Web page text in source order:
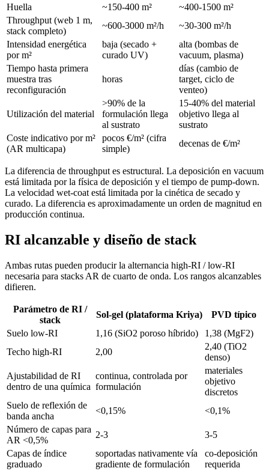
Huella
~150-400 m²
~400-1500 m²
Throughput (web 1 m,
stack completo)
~600-3000 m²/h
~30-300 m²/h
Intensidad energética
por m²
baja (secado +
curado UV)
alta (bombas de
vacuum, plasma)
Tiempo hasta primera
muestra tras
reconfiguración
horas
días (cambio de
target, ciclo de
venteo)
Utilización del material
>90% de la
formulación llega
al sustrato
15-40% del material
objetivo llega al
sustrato
Coste indicativo por m²
(AR multicapa)
pocos €/m² (cifra
simple)
decenas de €/m²
La diferencia de throughput es estructural. La deposición en vacuum
está limitada por la física de deposición y el tiempo de pump-down.
La velocidad wet-coat está limitada por la cinética de secado y
curado. La diferencia es aproximadamente un orden de magnitud en
producción continua.
RI alcanzable y diseño de stack
Ambas rutas pueden producir la alternancia high-RI / low-RI
necesaria para stacks AR de cuarto de onda. Los rangos alcanzables
difieren.
Parámetro de RI /
stack
Sol-gel (plataforma Kriya)
PVD típico
Suelo low-RI
1,16 (SiO2 poroso híbrido)
1,38 (MgF2)
Techo high-RI
2,00
2,40 (TiO2
denso)
Ajustabilidad de RI
dentro de una química
continua, controlada por
formulación
materiales
objetivo
discretos
Suelo de reflexión de
banda ancha
<0,15%
<0,1%
Número de capas para
AR <0,5%
2-3
3-5
Capas de índice
graduado
soportadas nativamente vía
gradiente de formulación
co-deposición
requerida